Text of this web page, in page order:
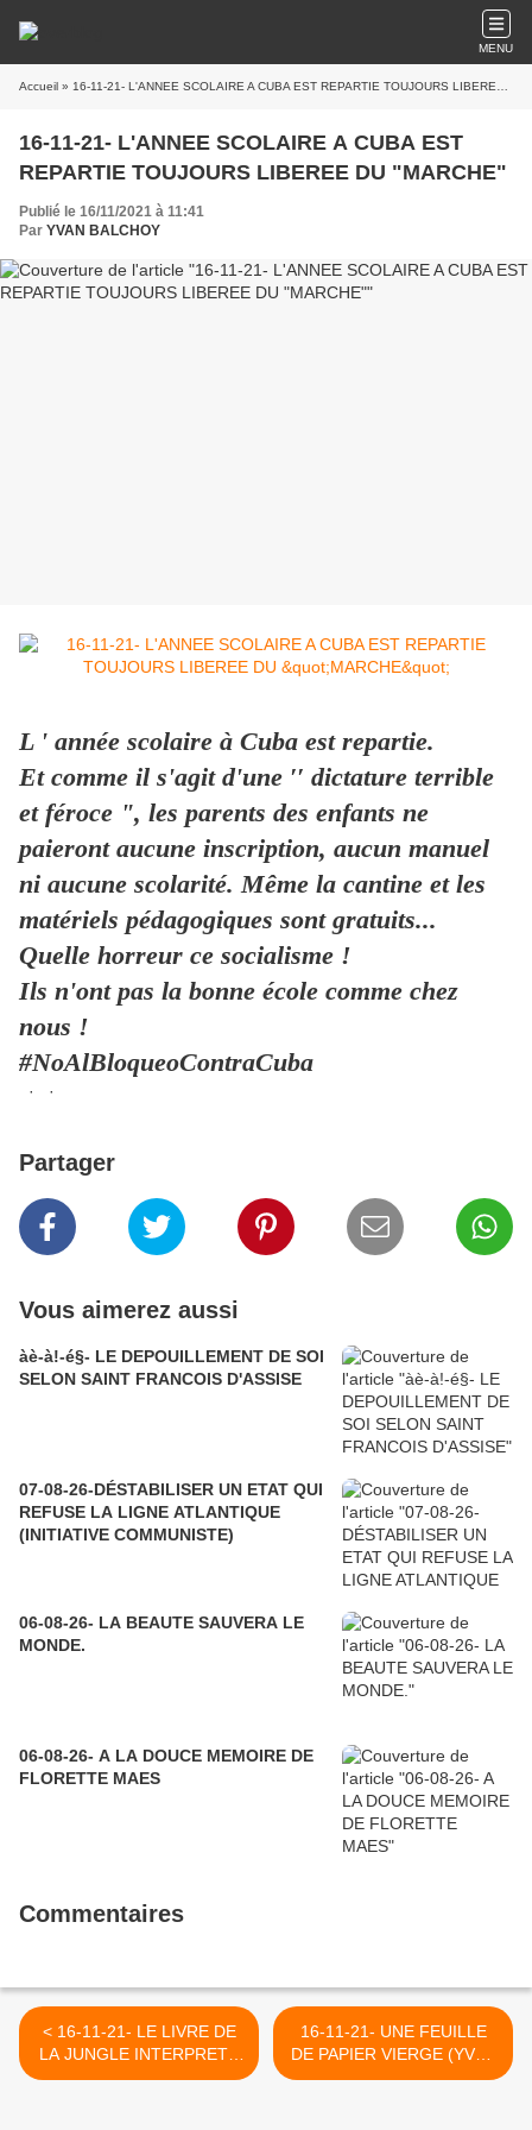
MENU
Accueil » 16-11-21- L'ANNEE SCOLAIRE A CUBA EST REPARTIE TOUJOURS LIBEREE DU "MARCHE"
16-11-21- L'ANNEE SCOLAIRE A CUBA EST
REPARTIE TOUJOURS LIBEREE DU "MARCHE"
Publié le 16/11/2021 à 11:41
Par YVAN BALCHOY
L ' année scolaire à Cuba est repartie.
Et comme il s'agit d'une ′′ dictature terrible
et féroce ", les parents des enfants ne
paieront aucune inscription, aucun manuel
ni aucune scolarité. Même la cantine et les
matériels pédagogiques sont gratuits...
Quelle horreur ce socialisme !
Ils n'ont pas la bonne école comme chez
nous !
#NoAlBloqueoContraCuba
· ·
Partager
Vous aimerez aussi
àè-à!-é§- LE DEPOUILLEMENT DE SOI
SELON SAINT FRANCOIS D'ASSISE
07-08-26-DÉSTABILISER UN ETAT QUI
REFUSE LA LIGNE ATLANTIQUE
(INITIATIVE COMMUNISTE)
06-08-26- LA BEAUTE SAUVERA LE
MONDE.
06-08-26- A LA DOUCE MEMOIRE DE
FLORETTE MAES
Commentaires
< 16-11-21- LE LIVRE DE
LA JUNGLE INTERPRETE
DE MAITRESSE FACON
16-11-21- UNE FEUILLE
DE PAPIER VIERGE (YVAN
BALCHOY) >